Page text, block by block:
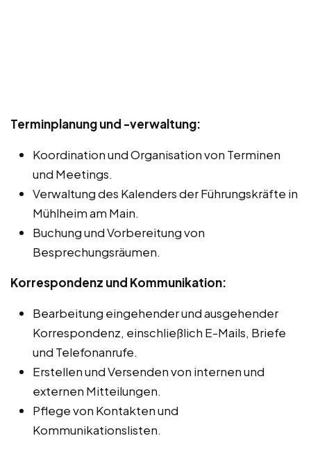
Terminplanung und -verwaltung:
Koordination und Organisation von Terminen
und Meetings.
Verwaltung des Kalenders der Führungskräfte in
Mühlheim am Main.
Buchung und Vorbereitung von
Besprechungsräumen.
Korrespondenz und Kommunikation:
Bearbeitung eingehender und ausgehender
Korrespondenz, einschließlich E-Mails, Briefe
und Telefonanrufe.
Erstellen und Versenden von internen und
externen Mitteilungen.
Pflege von Kontakten und
Kommunikationslisten.